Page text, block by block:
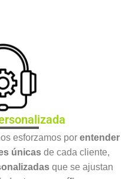
esforzamos por entender
únicas de cada cliente,
que se ajustan